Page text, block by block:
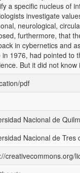
a specific nucleus of
investigate
neurological,
furthermore, that
in cybernetics and
in 1976, had pointed to
But it did not know
pdf
Nacional de
Nacional de Tres
creativecommons.org/